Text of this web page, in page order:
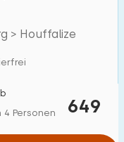
> Houffalize
649
Personen